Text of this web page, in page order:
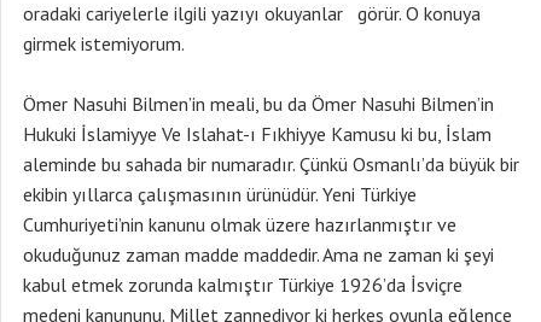
oradaki cariyelerle ilgili yazıyı okuyanlar görür. O konuya
girmek istemiyorum.
Ömer Nasuhi Bilmen’in meali, bu da Ömer Nasuhi Bilmen’in
Hukuki İslamiyye Ve Islahat-ı Fıkhiyye Kamusu ki bu, İslam
aleminde bu sahada bir numaradır. Çünkü Osmanlı’da büyük bir
ekibin yıllarca çalışmasının ürünüdür. Yeni Türkiye
Cumhuriyeti’nin kanunu olmak üzere hazırlanmıştır ve
okuduğunuz zaman madde maddedir. Ama ne zaman ki şeyi
kabul etmek zorunda kalmıştır Türkiye 1926’da İsviçre
medeni kanununu. Millet zannediyor ki herkes oyunla eğlence